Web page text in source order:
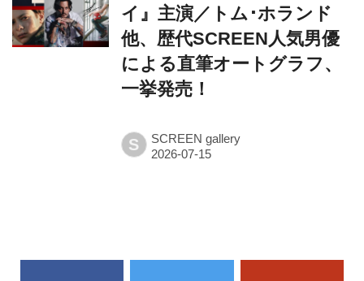
イ』主演／トム･ホランド
他、歴代SCREEN人気男優
による直筆オートグラフ、
一挙発売！
S SCREEN gallery